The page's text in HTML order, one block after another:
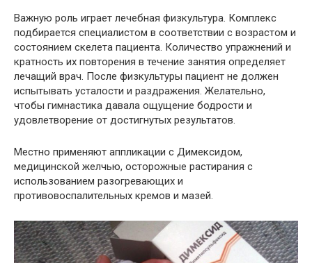
Важную роль играет лечебная физкультура. Комплекс
подбирается специалистом в соответствии с возрастом и
состоянием скелета пациента. Количество упражнений и
кратность их повторения в течение занятия определяет
лечащий врач. После физкультуры пациент не должен
испытывать усталости и раздражения. Желательно,
чтобы гимнастика давала ощущение бодрости и
удовлетворение от достигнутых результатов.
Местно применяют аппликации с Димексидом,
медицинской желчью, осторожные растирания с
использованием разогревающих и
противовоспалительных кремов и мазей.